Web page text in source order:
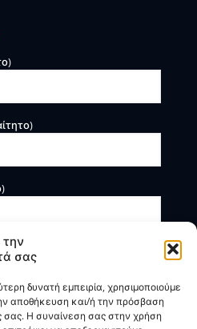
σας
δυνατή εμπειρία, χρησιμοποιούμε
αποθήκευση και/ή την πρόσβαση
σας. Η συναίνεση σας στην χρήση